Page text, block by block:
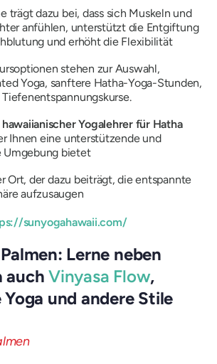
trägt dazu bei, dass sich Muskeln und
anfühlen, unterstützt die Entgiftung
und erhöht die Flexibilität
stehen zur Auswahl,
Yoga, sanftere Hatha-Yoga-Stunden,
Tiefenentspannungskurse.
hawaiianischer Yogalehrer für Hatha
Ihnen eine unterstützende und
Umgebung bietet
Ort, der dazu beiträgt, die entspannte
aufzusaugen
sunyogahawaii.com/
Lerne neben
auchVinyasa Flow,
und andere Stile